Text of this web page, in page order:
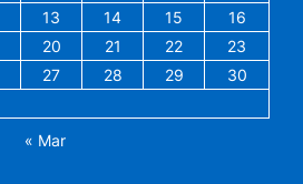
13 14 15
16
20 21 22
23
27 28 29
30
« Mar